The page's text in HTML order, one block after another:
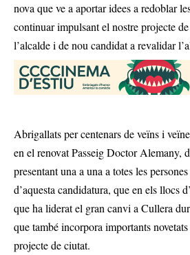
nova que ve a aportar idees a redoblar
continuar impulsant el nostre projecte
l’alcalde i de nou candidat a revalidar
Abrigallats per centenars de veïns i
en el renovat Passeig Doctor Alemany,
presentant una a una a totes les
d’aquesta candidatura, que en els llocs
que ha liderat el gran canvi a Cullera
que també incorpora importants
projecte de ciutat.